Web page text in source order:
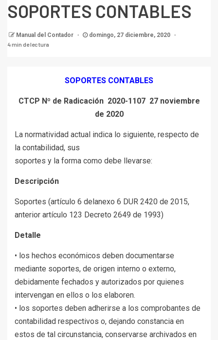
SOPORTES CONTABLES
Manual del Contador
domingo, 27 diciembre, 2020
4 min de lectura
SOPORTES CONTABLES
CTCP Nº de Radicación 2020-1107 27 noviembre
de 2020
La normatividad actual indica lo siguiente, respecto de
la contabilidad, sus
soportes y la forma como debe llevarse:
Descripción
Soportes (artículo 6 delanexo 6 DUR 2420 de 2015,
anterior artículo 123 Decreto 2649 de 1993)
Detalle
• los hechos económicos deben documentarse
mediante soportes, de origen interno o externo,
debidamente fechados y autorizados por quienes
intervengan en ellos o los elaboren.
• los soportes deben adherirse a los comprobantes de
contabilidad respectivos o, dejando constancia en
estos de tal circunstancia, conservarse archivados en